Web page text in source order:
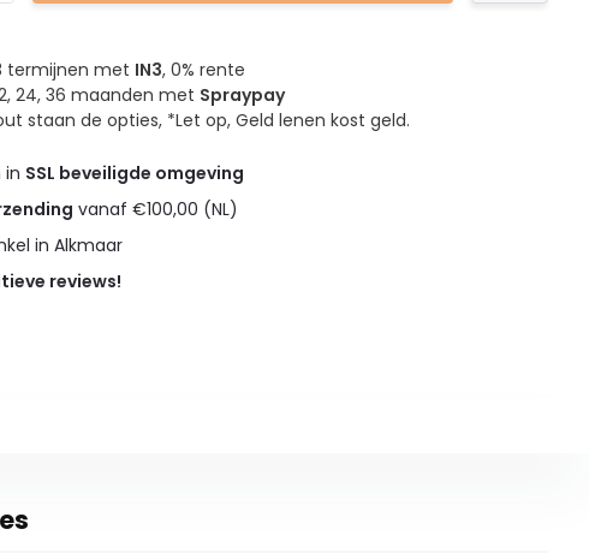
termijnen met IN3, 0% rente
24, 36 maanden met Spraypay
staan de opties, *Let op, Geld lenen kost geld.
in SSL beveiligde omgeving
vanaf €100,00 (NL)
in Alkmaar
reviews!